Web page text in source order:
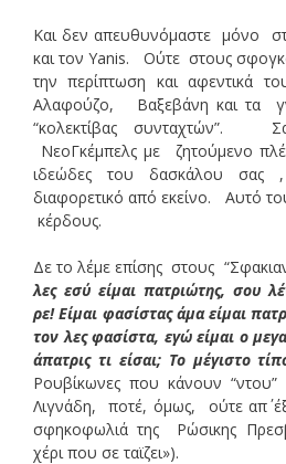
Και δεν απευθυνόμαστε μόνο
και τον Yanis. Ούτε στους
την περίπτωση και αφεντικά
Αλαφούζο, Βαξεβάνη και τα
“κολεκτίβας συνταχτών”.
ΝεοΓκέμπελς με ζητούμενο
ιδεώδες του δασκάλου
διαφορετικό από εκείνο. Αυτό
κέρδους.
Δε το λέμε επίσης στους
λες εσύ είμαι πατριώτης, σου
ρε! Είμαι φασίστας άμα είμαι
τον λες φασίστα, εγώ είμαι ο
άπατρις τι είσαι; Το μέγιστο
Ρουβίκωνες που κάνουν
Λιγνάδη, ποτέ, όμως, ούτε απ΄
σφηκοφωλιά της Ρώσικης
χέρι που σε ταϊζει»).